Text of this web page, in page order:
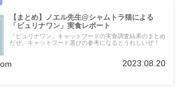
【まとめ】ノエル先生@シャムトラ猫による
「ピュリナワン」実食レポート
「ピュリナワン」キャットフードの実食調査結果のまとめ
だぜ。キャットフード選びの参考になるとうれしいぜ！
2023.08.20